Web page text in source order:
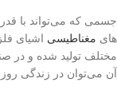
جسمی که می‌تواند با
های مغناطیسی اشیای
مختلف تولید شده و در
آن می‌توان در زندگی